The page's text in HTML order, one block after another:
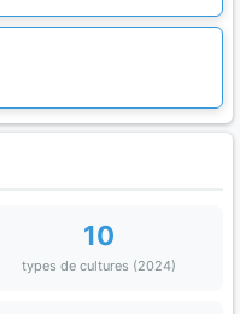
10
types de cultures (2024)